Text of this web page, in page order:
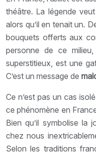
théâtre. La légende
alors qu’il en tenait un.
bouquets offerts aux
personne de ce
superstitieux, est une
C’est un message de
Ce n’est pas un cas
ce phénomène en
Bien qu’il symbolise la
chez nous
Selon les traditions